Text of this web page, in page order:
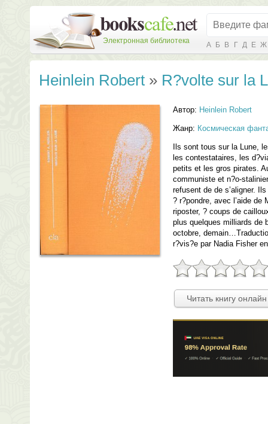
Электронная библиотека А Б В Г Д Е Ж
Heinlein Robert » R?volte sur la
Автор: Heinlein Robert
Жанр: Космическая
Ils sont tous sur la Lune,
les contestataires, les
petits et les gros pirates.
communiste et n?o-
refusent de de s’aligner.
? r?pondre, avec l’aide de
riposter, ? coups de
plus quelques milliards de
octobre,
r?vis?e par Nadia Fisher
Читать книгу